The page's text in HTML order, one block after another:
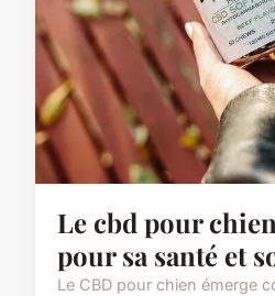
Le cbd pour
pour sa santé et
Le CBD pour chien émerge